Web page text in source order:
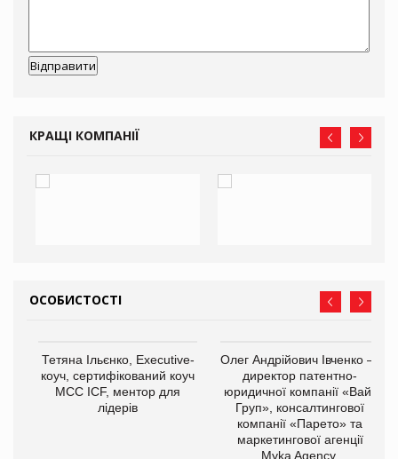
КРАЩІ КОМПАНІЇ
ОСОБИСТОСТІ
Тетяна Ільєнко, Executive-
коуч, сертифікований коуч
МСС ICF, ментор для
лідерів
Олег Андрійович Івченко —
директор патентно-
юридичної компанії «Вайз
Груп», консалтингової
компанії «Парето» та
маркетингової агенції
Myka Agency.